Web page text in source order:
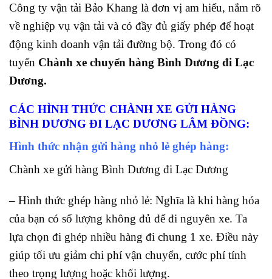
Công ty vận tải Bảo Khang là đơn vị am hiểu, nắm rõ
về nghiệp vụ vận tải và có đầy đủ giấy phép để hoạt
động kinh doanh vận tải đường bộ. Trong đó có
tuyến Chành xe chuyển hàng Bình Dương đi Lạc
Dương.
CÁC HÌNH THỨC CHÀNH XE GỬI HÀNG
BÌNH DƯƠNG ĐI LẠC DƯƠNG LÂM ĐỒNG:
Hình thức nhận gửi hàng nhỏ lẻ ghép hàng:
Chành xe gửi hàng Bình Dương đi Lạc Dương
– Hình thức ghép hàng nhỏ lẻ: Nghĩa là khi hàng hóa
của bạn có số lượng không đủ để đi nguyên xe. Ta
lựa chọn đi ghép nhiều hàng đi chung 1 xe. Điều này
giúp tối ưu giảm chi phí vận chuyển, cước phí tính
theo trọng lượng hoặc khối lượng.